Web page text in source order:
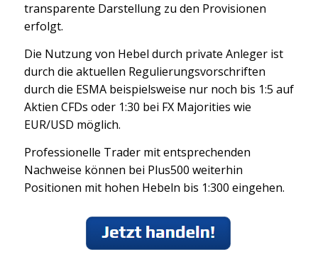
transparente Darstellung zu den Provisionen
erfolgt.
Die Nutzung von Hebel durch private Anleger ist
durch die aktuellen Regulierungsvorschriften
durch die ESMA beispielsweise nur noch bis 1:5 auf
Aktien CFDs oder 1:30 bei FX Majorities wie
EUR/USD möglich.
Professionelle Trader mit entsprechenden
Nachweise können bei Plus500 weiterhin
Positionen mit hohen Hebeln bis 1:300 eingehen.